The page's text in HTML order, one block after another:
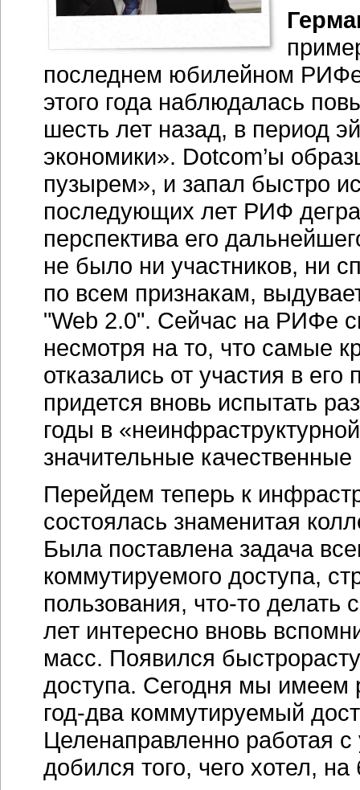
последнем юбилейном
этого года наблюдалась
шесть лет назад, в период
экономики». Dotcom’ы
пузырем», и запал быстро
последующих лет РИФ
перспектива его
не было ни участников, ни
по всем признакам,
"Web 2.0". Сейчас на РИФе
несмотря на то, что самые
отказались от участия в
придется вновь испытать
годы в
значительные
Перейдем теперь к
состоялась знаменитая
Была поставлена задача
коммутируемого доступа,
пользования, что-то делать
лет интересно вновь
масс. Появился
доступа. Сегодня мы имеем
год-двакоммутируемый
Целенаправленно работая
добился того, чего хотел,